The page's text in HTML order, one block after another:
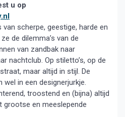
u op
scherpe, geestige, harde en
de dilemma’s van de
van zandbak naar
nachtclub. Op stiletto’s, op de
maar altijd in stijl. De
wel in een designerjurkje.
troostend en (bijna) altijd
grootse en meeslepende